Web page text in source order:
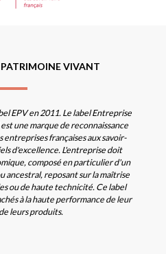
PATRIMOINE VIVANT
EPV en 2011. Le label Entreprise
une marque de reconnaissance
françaises aux savoir-
d'excellence. L'entreprise doit
composé en particulier d'un
ancestral, reposant sur la maîtrise
ou de haute technicité. Ce label
à la haute performance de leur
leurs produits.